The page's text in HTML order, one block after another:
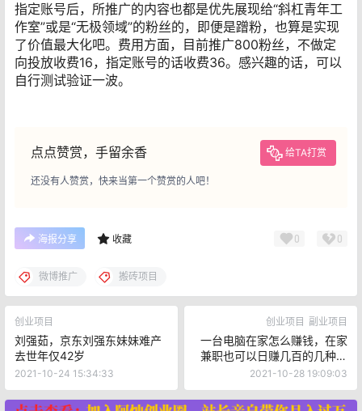
指定账号后，所推广的内容也都是优先展现给“斜杠青年工
作室”或是“无极领域”的粉丝的，即便是蹭粉，也算是实现
了价值最大化吧。费用方面，目前推广800粉丝，不做定
向投放收费16，指定账号的话收费36。感兴趣的话，可以
自行测试验证一波。
点点赞赏，手留余香 给TA打赏
还没有人赞赏，快来当第一个赞赏的人吧！
海报分享 收藏 0 0
微博推广 搬砖项目
创业项目
刘强茹，京东刘强东妹妹难产
去世年仅42岁
2021-10-24 15:34:33
创业项目 副业项目
一台电脑在家怎么赚钱，在家
兼职也可以日赚几百的几种副
业
2021-10-28 19:09:03